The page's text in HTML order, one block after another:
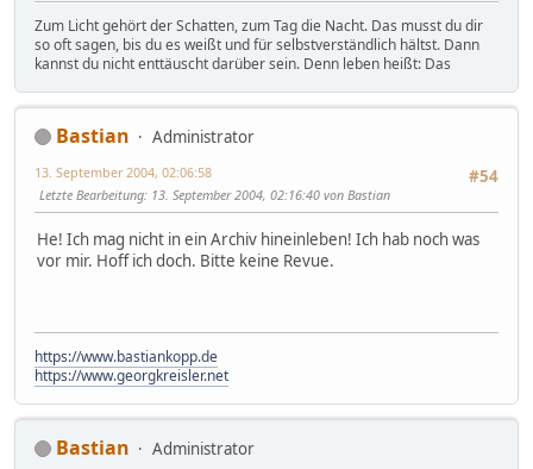
Zum Licht gehört der Schatten, zum Tag die Nacht. Das musst du dir
so oft sagen, bis du es weißt und für selbstverständlich hältst. Dann
kannst du nicht enttäuscht darüber sein. Denn leben heißt: Das
Bastian
Administrator
#54
13. September 2004, 02:06:58
Letzte Bearbeitung: 13. September 2004, 02:16:40 von Bastian
He! Ich mag nicht in ein Archiv hineinleben! Ich hab noch was
vor mir. Hoff ich doch. Bitte keine Revue.
https://www.bastiankopp.de
https://www.georgkreisler.net
Bastian
Administrator